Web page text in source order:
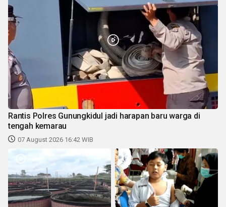
Rantis Polres Gunungkidul jadi harapan baru warga di
tengah kemarau
07 August 2026 16:42 WIB